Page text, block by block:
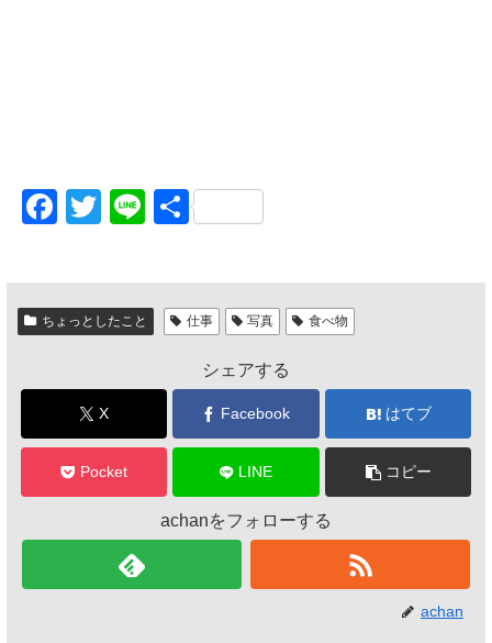
F
c
e
b
o
k
T
tt
er
Li
e
共
ちょっとしたこと 仕事 写真 食べ物
シェアする
X Facebook はてブ
Pocket LINE コピー
achanをフォローする
achan